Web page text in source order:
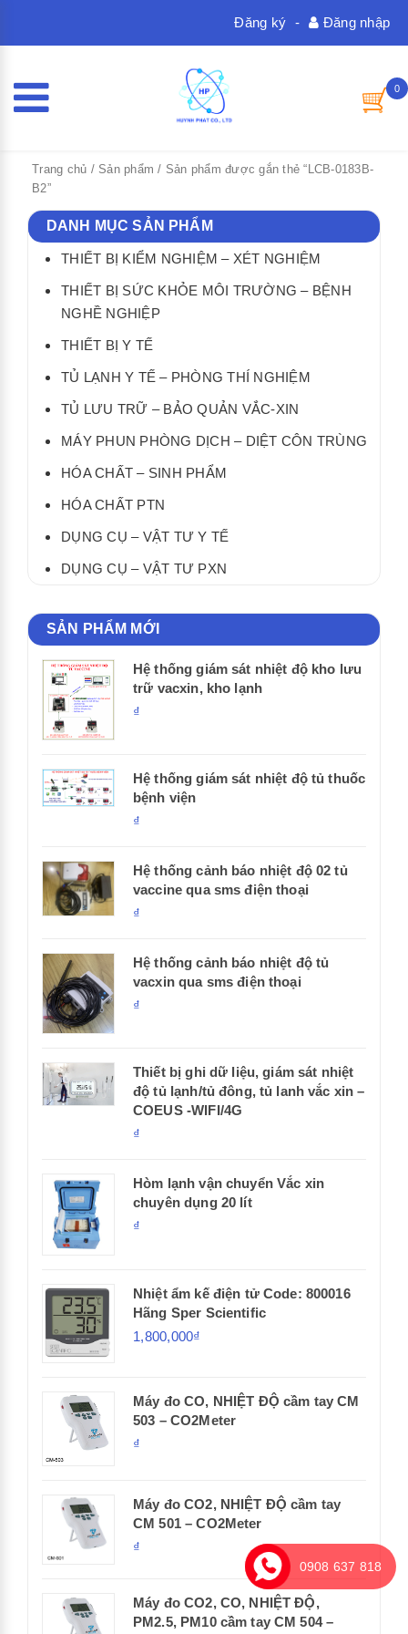
Đăng nhập
-
Đăng ký
0
Trang chủ / Sản phẩm / Sản phẩm được gắn thẻ “LCB-0183B-
B2”
DANH MỤC SẢN PHẨM
THIẾT BỊ KIỂM NGHIỆM – XÉT NGHIỆM
THIẾT BỊ SỨC KHỎE MÔI TRƯỜNG – BỆNH
NGHỀ NGHIỆP
THIẾT BỊ Y TẾ
TỦ LẠNH Y TẾ – PHÒNG THÍ NGHIỆM
TỦ LƯU TRỮ – BẢO QUẢN VẮC-XIN
MÁY PHUN PHÒNG DỊCH – DIỆT CÔN TRÙNG
HÓA CHẤT – SINH PHẨM
HÓA CHẤT PTN
DỤNG CỤ – VẬT TƯ Y TẾ
DỤNG CỤ – VẬT TƯ PXN
SẢN PHẨM MỚI
Hệ thống giám sát nhiệt độ kho lưu
trữ vacxin, kho lạnh
₫
Hệ thống giám sát nhiệt độ tủ thuốc
bệnh viện
₫
Hệ thống cảnh báo nhiệt độ 02 tủ
vaccine qua sms điện thoại
₫
Hệ thống cảnh báo nhiệt độ tủ
vacxin qua sms điện thoại
₫
Thiết bị ghi dữ liệu, giám sát nhiệt
độ tủ lạnh/tủ đông, tủ lanh vắc xin –
COEUS -WIFI/4G
₫
Hòm lạnh vận chuyển Vắc xin
chuyên dụng 20 lít
₫
Nhiệt ẩm kế điện tử Code: 800016
Hãng Sper Scientific
1,800,000₫
Máy đo CO, NHIỆT ĐỘ cầm tay CM
503 – CO2Meter
₫
Máy đo CO2, NHIỆT ĐỘ cầm tay
CM 501 – CO2Meter
₫
Máy đo CO2, CO, NHIỆT ĐỘ,
PM2.5, PM10 cầm tay CM 504 –
0908 637 818